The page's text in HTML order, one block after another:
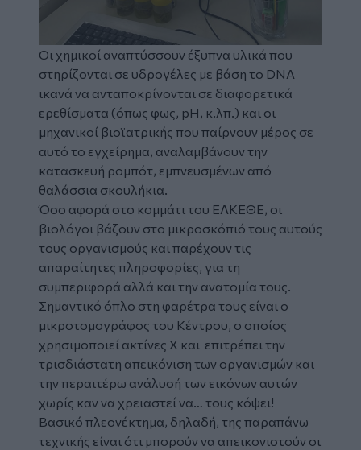
Οι χημικοί αναπτύσσουν έξυπνα υλικά που
στηρίζονται σε υδρογέλες με βάση το DNA
ικανά να ανταποκρίνονται σε διαφορετικά
ερεθίσματα (όπως φως, pH, κ.λπ.) και οι
μηχανικοί βιοϊατρικής που παίρνουν μέρος σε
αυτό το εγχείρημα, αναλαμβάνουν την
κατασκευή ρομπότ, εμπνευσμένων από
θαλάσσια σκουλήκια.
Όσο αφορά στο κομμάτι του ΕΛΚΕΘΕ, οι
βιολόγοι βάζουν στο μικροσκόπιό τους αυτούς
τους οργανισμούς και παρέχουν τις
απαραίτητες πληροφορίες, για τη
συμπεριφορά αλλά και την ανατομία τους.
Σημαντικό όπλο στη φαρέτρα τους είναι ο
μικροτομογράφος του Κέντρου, ο οποίος
χρησιμοποιεί ακτίνες Χ και επιτρέπει την
τρισδιάστατη απεικόνιση των οργανισμών και
την περαιτέρω ανάλυσή των εικόνων αυτών
χωρίς καν να χρειαστεί να… τους κόψει!
Βασικό πλεονέκτημα, δηλαδή, της παραπάνω
τεχνικής είναι ότι μπορούν να απεικονιστούν οι